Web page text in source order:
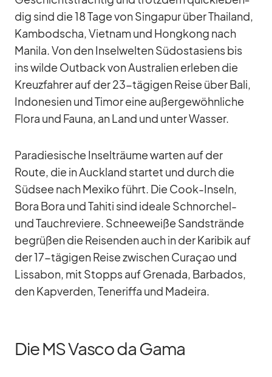
dig sind die 18 Tage von Sin­ga­pur über Thai­land,
Kam­bo­dscha, Viet­nam und Hong­kong nach
Ma­nila. Von den In­sel­wel­ten Süd­ost­asi­ens bis
ins wilde Out­back von Aus­tra­lien er­le­ben die
Kreuz­fah­rer auf der 23-tä­gi­gen Reise über Bali,
In­do­ne­sien und Ti­mor eine au­ßer­ge­wöhn­li­che
Flora und Fauna, an Land und un­ter Was­ser.
Pa­ra­die­si­sche In­sel­träume war­ten auf der
Route, die in Auck­land star­tet und durch die
Süd­see nach Me­xiko führt. Die Cook-In­seln,
Bora Bora und Ta­hiti sind ideale Schnor­chel-
und Tauch­re­viere. Schnee­weiße Sand­strände
be­grü­ßen die Rei­sen­den auch in der Ka­ri­bik auf
der 17-tä­gi­gen Reise zwi­schen Cu­ra­çao und
Lis­sa­bon, mit Stopps auf Gre­nada, Bar­ba­dos,
den Kap­ver­den, Te­ne­riffa und Ma­deira.
Die MS Vasco da Gama